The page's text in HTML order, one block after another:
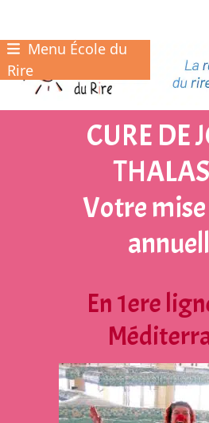
Skip
to
content
Menu École du
Rire
CURE DE
Votre
En 1ere